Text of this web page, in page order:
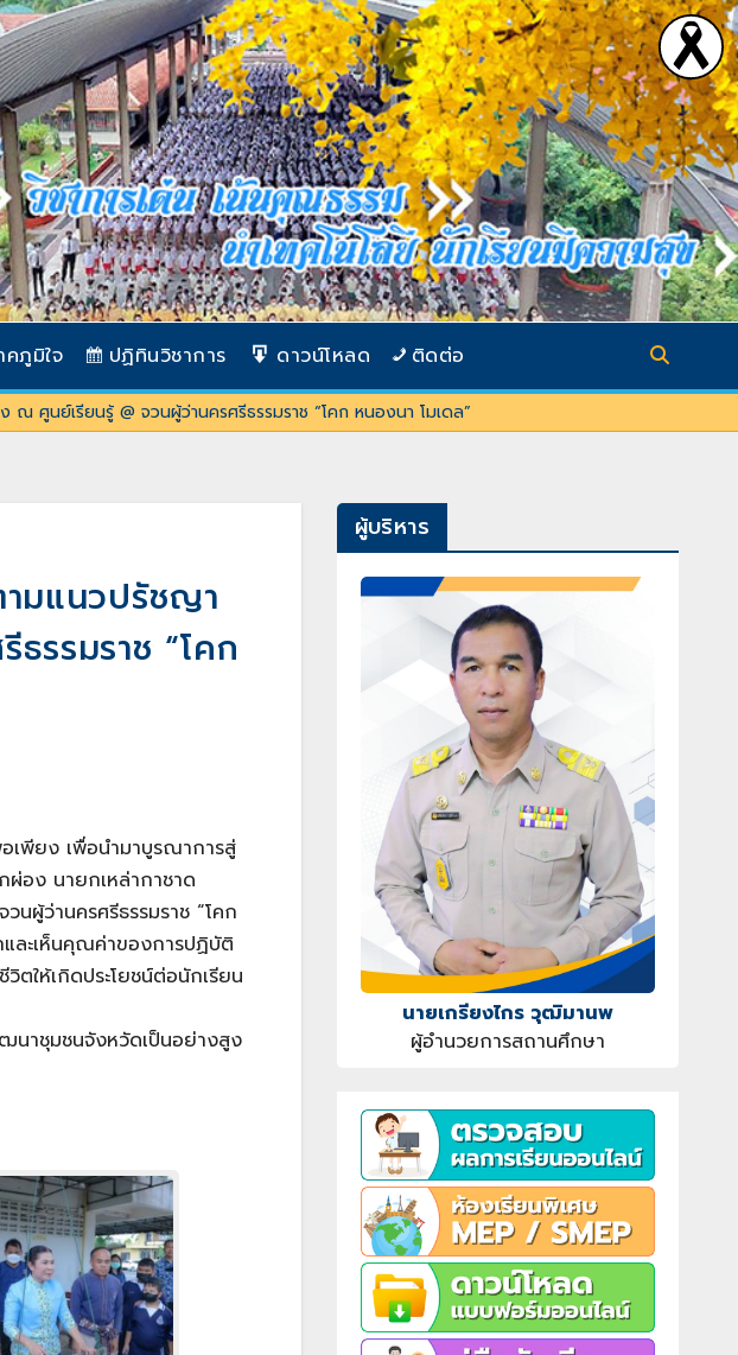
ภูมิใจ ปฏิทินวิชาการ ดาวน์โหลด ติดต่อ
ศูนย์เรียนรู้ @ จวนผู้ว่านครศรีธรรมราช “โคก หนองนา โมเดล”
มแนวปรัชญา
รรมราช “โคก
เพียง เพื่อนำมาบูรณาการสู่
ผ่อง นายกเหล่ากาชาด
ผู้ว่านครศรีธรรมราช “โคก
ละเห็นคุณค่าของการปฏิบัติ
ตให้เกิดประโยชน์ต่อนักเรียน
ฒนาชุมชนจังหวัดเป็นอย่างสูง
ผู้บริหาร
นายเกรียงไกร วุฒิมานพ
ผู้อำนวยการสถานศึกษา